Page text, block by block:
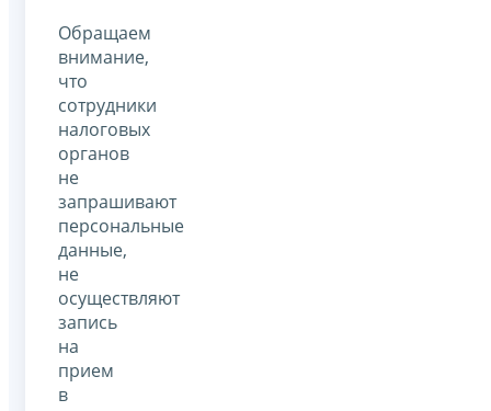
Обращаем
внимание,
что
сотрудники
налоговых
органов
не
запрашивают
персональные
данные,
не
осуществляют
запись
на
прием
в